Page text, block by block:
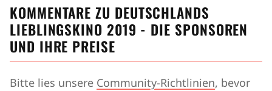
KOMMENTARE ZU DEUTSCHLANDS
LIEBLINGSKINO 2019 - DIE SPONSOREN
UND IHRE PREISE
Bitte lies unsere Community-Richtlinien, bevor